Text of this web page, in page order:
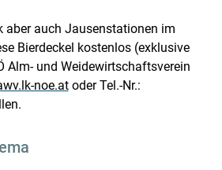
aber auch Jausenstationen im
Bierdeckel kostenlos (exklusive
Alm- und Weidewirtschaftsverein
noe.atoder Tel.-Nr.: